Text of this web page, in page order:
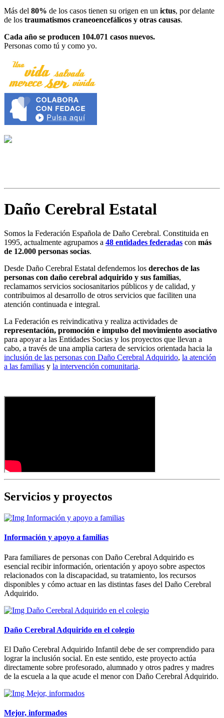
Más del 80% de los casos tienen su origen en un ictus, por delante
de los traumatismos craneoencefálicos y otras causas.
Cada año se producen 104.071 casos nuevos.
Personas como tú y como yo.
Daño Cerebral Estatal
Somos la Federación Española de Daño Cerebral. Constituida en
1995, actualmente agrupamos a 48 entidades federadas con más
de 12.000 personas socias.
Desde Daño Cerebral Estatal defendemos los derechos de las
personas con daño cerebral adquirido y sus familias,
reclamamos servicios sociosanitarios públicos y de calidad, y
contribuimos al desarrollo de otros servicios que faciliten una
atención continuada e integral.
La Federación es reivindicativa y realiza actividades de
representación, promoción e impulso del movimiento asociativo
para apoyar a las Entidades Socias y los proyectos que llevan a
cabo, a través de una amplia cartera de servicios orientada hacia la
inclusión de las personas con Daño Cerebral Adquirido, la atención
a las familias y la intervención comunitaria.
Servicios y proyectos
Información y apoyo a familias
Para familiares de personas con Daño Cerebral Adquirido es
esencial recibir información, orientación y apoyo sobre aspectos
relacionados con la discapacidad, su tratamiento, los recursos
disponibles y cómo actuar en las distintas fases del Daño Cerebral
Adquirido.
Daño Cerebral Adquirido en el colegio
El Daño Cerebral Adquirido Infantil debe de ser comprendido para
lograr la inclusión social. En este sentido, este proyecto actúa
directamente sobre profesorado, alumnado y otros padres y madres
de la escuela a la que acude el menor con Daño Cerebral Adquirido.
Mejor, informados